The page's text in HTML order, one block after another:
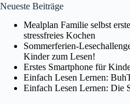
Neueste Beiträge
Mealplan Familie selbst
stressfreies Kochen
Sommerferien-
Kinder zum Lesen!
Erstes Smartphone für
Einfach Lesen Lernen:
Einfach Lesen Lernen: Die